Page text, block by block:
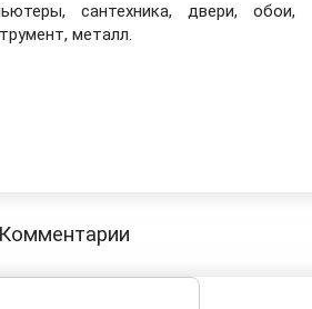
сантехника, двери, обои,
металл.
Комментарии